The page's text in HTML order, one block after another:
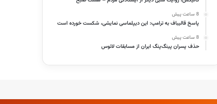
8 ساعت پیش
پاسخ قالیباف به ترامپ: این دیپلماسی نمایشی، شکست خورده است
8 ساعت پیش
حذف پسران پینگ‌پنگ ایران از مسابقات لائوس